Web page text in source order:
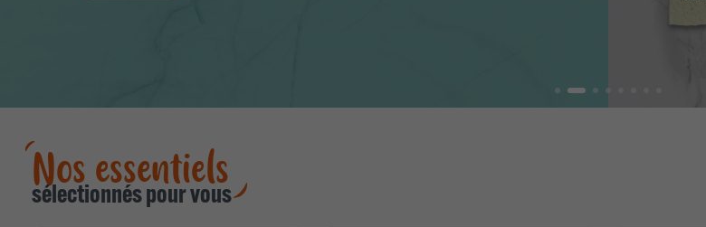
Nos essentiels
sélectionnés pour vous